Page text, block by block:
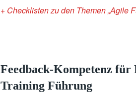
+ Checklisten zu den Themen „Agile
Feedback-Kompetenz für
Training Führung